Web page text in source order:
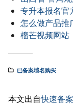
专升本报名官
怎么做产品推
榴芒视频网站
已备案域名购买
本文出自快速备案